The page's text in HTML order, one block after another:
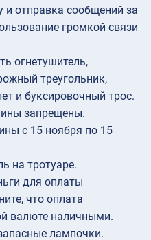
и отправка сообщений за
громкой связи
огнетушитель,
треугольник,
и буксировочный трос.
запрещены.
с 15 ноября по 15
на тротуаре.
для оплаты
что оплата
валюте наличными.
лампочки.